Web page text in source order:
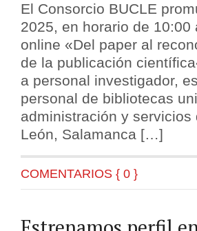
El Consorcio BUCLE
2025, en horario de
online «Del paper al
de la publicación
a personal investigador,
personal de bibliotecas
administración y
León, Salamanca […]
COMENTARIOS { 0 }